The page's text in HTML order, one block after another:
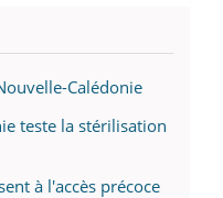
Calédonie
teste la stérilisation
à l'accès précoce